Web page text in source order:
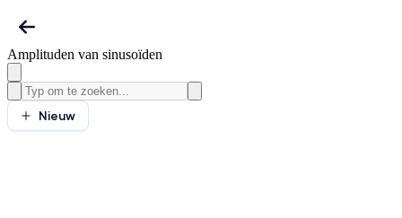
Amplituden van sinusoïden
Nieuw